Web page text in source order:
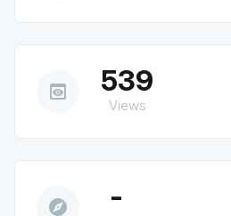
preview 539
Views
explore -